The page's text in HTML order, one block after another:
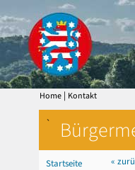
Home | Kontakt
`
Startseite
«